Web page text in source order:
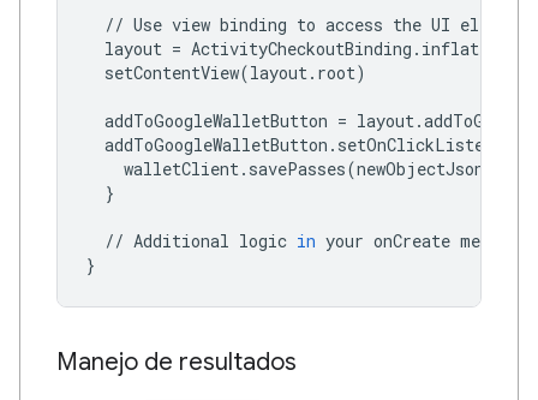
// Use view binding to access the UI elements
layout = ActivityCheckoutBinding . inflate
setContentView(layout. root)
addToGoogleWalletButton = layout.
addToGoogleWalletButton . setOnClickListener
walletClient. savePasses(newObjectJson
}
// Additional logic in your onCreate method
}
Manejo de resultados